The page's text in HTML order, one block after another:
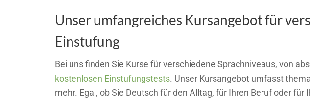
Unser umfangreiches Kursangebot für
Einstufung
Bei uns finden Sie Kurse für verschiedene Sprachniveaus, von
kostenlosen Einstufungstests. Unser Kursangebot umfasst
mehr. Egal, ob Sie Deutsch für den Alltag, für Ihren Beruf oder